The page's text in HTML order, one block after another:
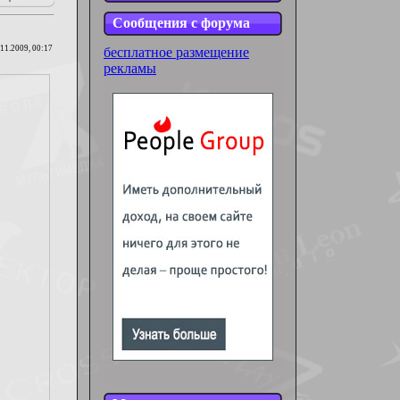
00:17
Сообщения с форума
бесплатное размещение
рекламы